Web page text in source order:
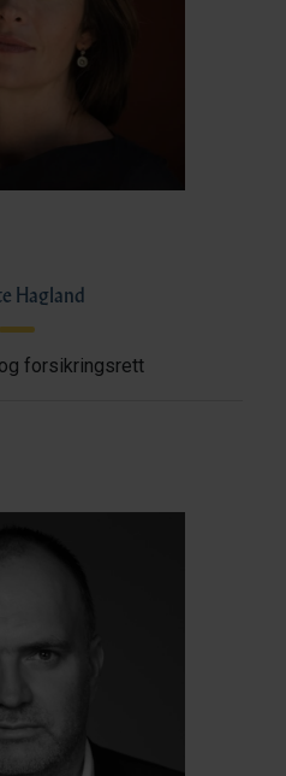
Hagland
forsikringsrett